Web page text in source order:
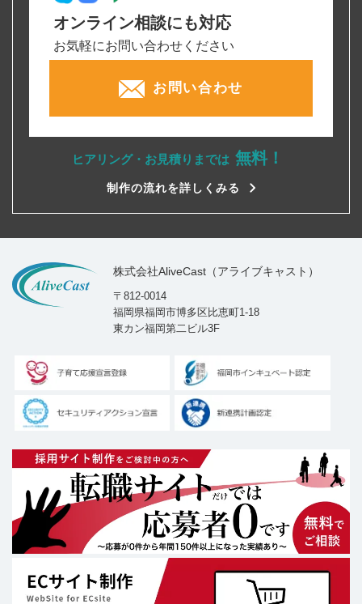
オンライン相談にも対応
お気軽にお問い合わせください
お問い合わせ
ヒアリング・お見積りまでは 無料！
制作の流れを詳しくみる
株式会社AliveCast（アライブキャスト）
〒812-0014
福岡県福岡市博多区比恵町1-18
東カン福岡第二ビル3F